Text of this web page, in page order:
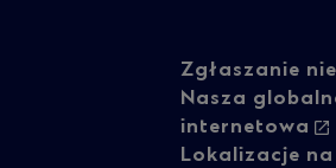
Zgłaszanie
Nasza
internetowa
Lokalizacje na